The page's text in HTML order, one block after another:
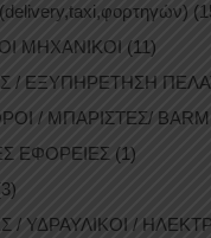
ΜΗΧΑΝΙΚΟΙ (11)
/ ΕΞΥΠΗΡΕΤΗΣΗ
/ ΜΠΑΡΙΣΤΕΣ/
ΕΦΟΡΕΙΕΣ (1)
/ ΥΔΡΑΥΛΙΚΟΙ /